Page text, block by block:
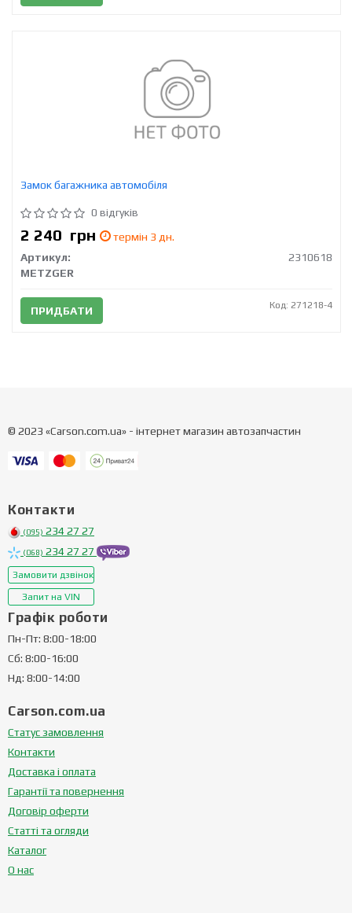
Замок багажника автомобіля
0 відгуків
2 240 грн
термін 3 дн.
Артикул:
2310618
METZGER
ПРИДБАТИ Код: 271218-4
© 2023 «Carson.com.ua» - інтернет магазин автозапчастин
Контакти
(095) 234 27 27
(068) 234 27 27
Замовити дзвінок
Запит на VIN
Графік роботи
Пн-Пт: 8:00-18:00
Сб: 8:00-16:00
Нд: 8:00-14:00
Carson.com.ua
Статус замовлення
Контакти
Доставка і оплата
Гарантії та повернення
Договір оферти
Статті та огляди
Каталог
О нас